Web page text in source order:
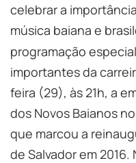
celebrar a
música baiana e
programação
importantes da
feira (29), às 21h, a
dos Novos Baianos
que marcou a
de Salvador em